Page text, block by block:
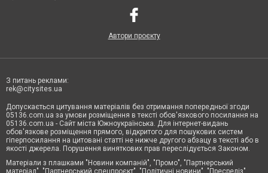
Автори проєкту
З питань реклами:
rek@citysites.ua
Допускається цитування матеріалів без отримання попередньої згоди
05136.com.ua за умови розміщення в тексті обов'язкового посилання на
05136.com.ua - Сайт міста Южноукраїнська. Для інтернет-видань
обов'язкове розміщення прямого, відкритого для пошукових систем
гіперпосилання на цитовані статті не нижче другого абзацу в тексті або в
якості джерела. Порушення виняткових прав переслідується Законом.
Матеріали з плашками "Новини компаній", "Промо", "Партнерський
матеріал", "Партнерський спецпроєкт", "Політичні новини", "Пресреліз",